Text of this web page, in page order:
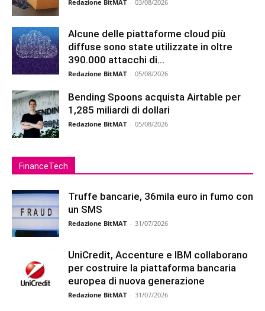
Redazione BitMAT - 03/08/2026
Alcune delle piattaforme cloud più
diffuse sono state utilizzate in oltre
390.000 attacchi di...
Redazione BitMAT - 05/08/2026
Bending Spoons acquista Airtable per
1,285 miliardi di dollari
Redazione BitMAT - 05/08/2026
FinanceTech
Truffe bancarie, 36mila euro in fumo con
un SMS
Redazione BitMAT - 31/07/2026
UniCredit, Accenture e IBM collaborano
per costruire la piattaforma bancaria
europea di nuova generazione
Redazione BitMAT - 31/07/2026